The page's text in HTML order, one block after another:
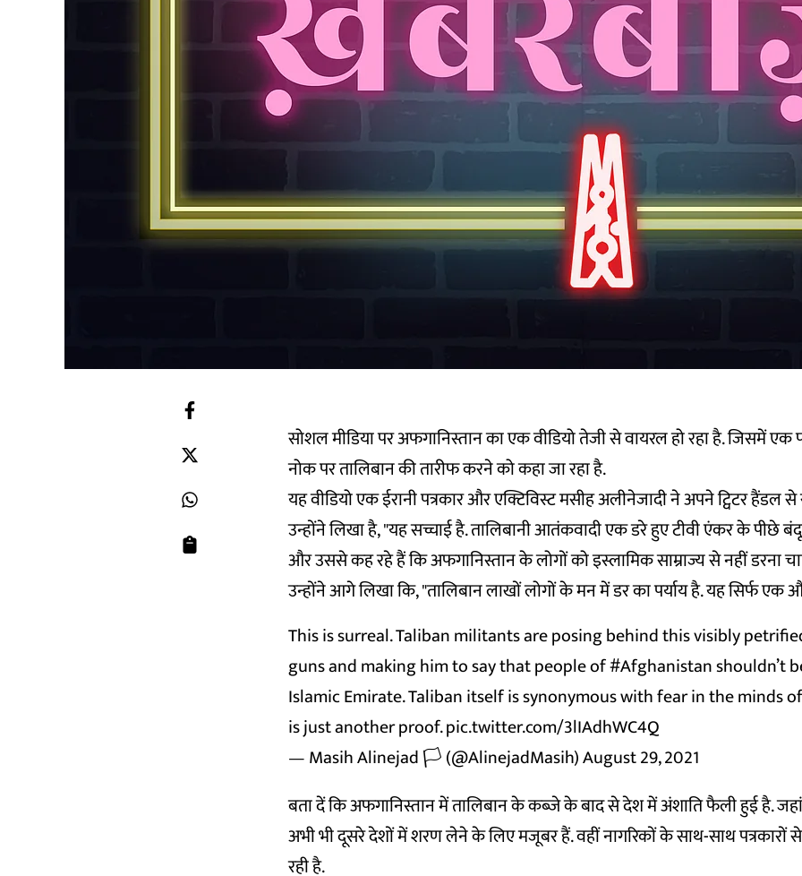
सोशल मीडिया पर अफगानिस्तान का एक वीडियो तेजी से वायरल हो रहा है. जिसमें
नोक पर तालिबान की तारीफ करने को कहा जा रहा है.
यह वीडियो एक ईरानी पत्रकार और एक्टिविस्ट मसीह अलीनेजादी ने अपने ट्विटर हैंडल
उन्होंने लिखा है, "यह सच्चाई है. तालिबानी आतंकवादी एक डरे हुए टीवी एंकर के पीछे
और उससे कह रहे हैं कि अफगानिस्तान के लोगों को इस्लामिक साम्राज्य से नहीं डरना
उन्होंने आगे लिखा कि, "तालिबान लाखों लोगों के मन में डर का पर्याय है. यह सिर्फ एक
This is surreal. Taliban militants are posing behind this visibly
guns and making him to say that people of#Afghanistanshouldn’t
Islamic Emirate. Taliban itself is synonymous with fear in the minds
is just another proof.pic.twitter.com/3lIAdhWC4Q
— Masih Alinejad 🏳️ (@AlinejadMasih)August 29, 2021
बता दें कि अफगानिस्तान में तालिबान के कब्जे के बाद से देश में अंशाति फैली हुई है.
अभी भी दूसरे देशों में शरण लेने के लिए मजूबर हैं. वहीं नागरिकों के साथ-साथ पत्रकारों से
रही है.